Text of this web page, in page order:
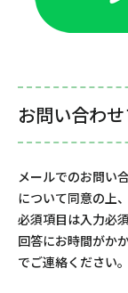
お問い合わ
メールでのお問い
について同意の上
必須項目は入力必
回答にお時間がか
でご連絡ください。